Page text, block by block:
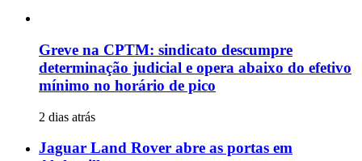
Greve na CPTM: sindicato descumpre
determinação judicial e opera abaixo do efetivo
mínimo no horário de pico
2 dias atrás
Jaguar Land Rover abre as portas em